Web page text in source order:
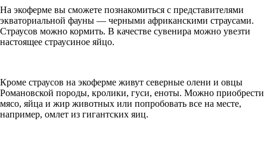
На экоферме вы сможете познакомиться с представителями
экваториальной фауны — черными африканскими страусами.
Страусов можно кормить. В качестве сувенира можно увезти
настоящее страусиное яйцо.
Кроме страусов на экоферме живут северные олени и овцы
Романовской породы, кролики, гуси, еноты. Можно приобрести
мясо, яйца и жир животных или попробовать все на месте,
например, омлет из гигантских яиц.